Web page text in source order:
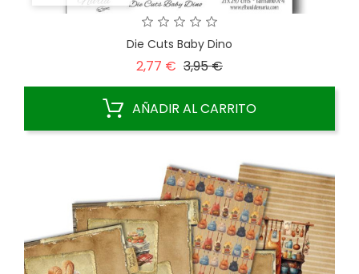
Die Cuts Baby Dino
2,77 € Precio
3,95 €Precio
AÑADIR AL CARRITO